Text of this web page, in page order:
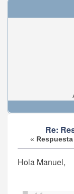
Re:
«
Hola Manuel,